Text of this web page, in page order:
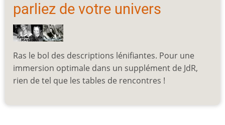
parliez de votre univers
Ras le bol des descriptions lénifiantes. Pour une
immersion optimale dans un supplément de JdR,
rien de tel que les tables de rencontres !